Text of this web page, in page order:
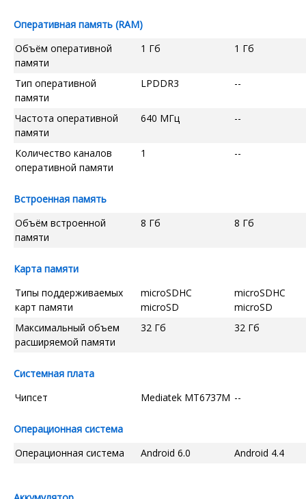
Оперативная память (RAM)
Объём оперативной
памяти
1 Гб 1 Гб
Тип оперативной
памяти
LPDDR3 --
Частота оперативной
памяти
640 МГц --
Количество каналов
оперативной памяти
1 --
Встроенная память
Объём встроенной
памяти
8 Гб 8 Гб
Карта памяти
Типы поддерживаемых
карт памяти
microSDHC
microSD
microSDHC
microSD
Максимальный объем
расширяемой памяти
32 Гб 32 Гб
Системная плата
Чипсет
Mediatek MT6737M --
Операционная система
Операционная система
Android 6.0 Android 4.4